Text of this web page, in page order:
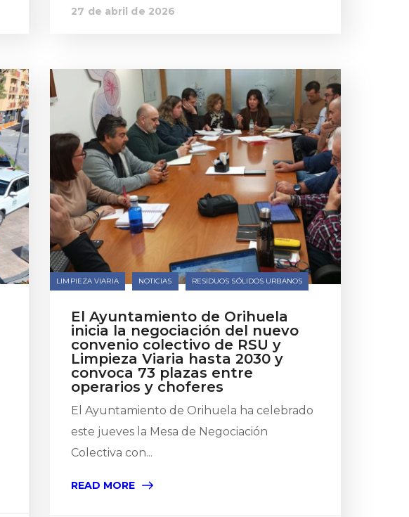
27 de abril de 2026
LIMPIEZA VIARIA NOTICIAS RESIDUOS SÓLIDOS URBANOS
El Ayuntamiento de Orihuela
inicia la negociación del nuevo
convenio colectivo de RSU y
Limpieza Viaria hasta 2030 y
convoca 73 plazas entre
operarios y choferes
El Ayuntamiento de Orihuela ha celebrado
este jueves la Mesa de Negociación
Colectiva con...
READ MORE